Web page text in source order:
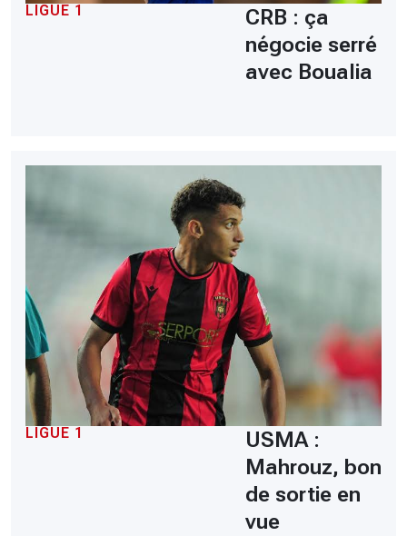
LIGUE 1
CRB : ça
négocie serré
avec Boualia
LIGUE 1
USMA :
Mahrouz, bon
de sortie en
vue